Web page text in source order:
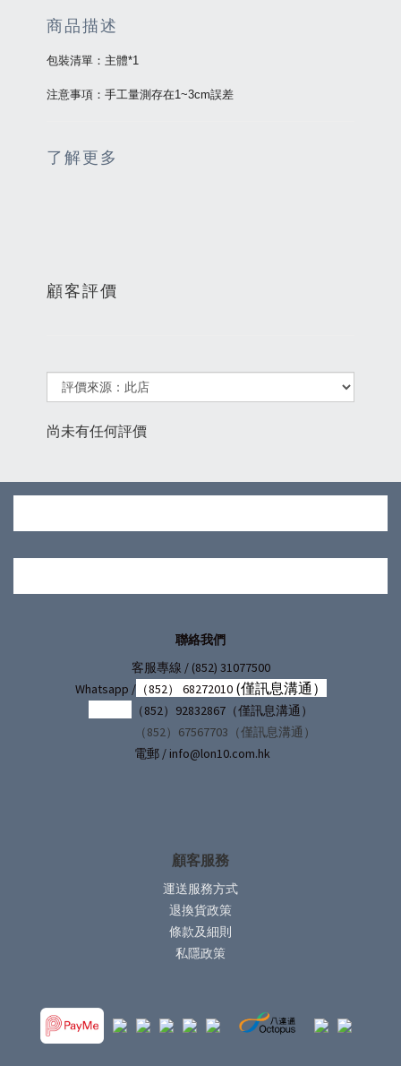
商品描述
包裝清單：主體*1
注意事項：手工量測存在1~3cm誤差
了解更多
顧客評價
尚未有任何評價
聯絡我們
客服專線 / (852) 31077500
Whatsapp /（852） 68272010 (僅訊息溝通）
（852）92832867（僅訊息溝通）
（852）67567703（僅訊息溝通）
電郵 / info@lon10.com.hk
顧客服務
運送服務方式
退換貨政策
條款及細則
私隱政策